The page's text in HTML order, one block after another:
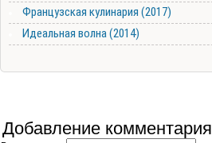
Французская кулинария (2017)
Идеальная волна (2014)
Добавление комментария